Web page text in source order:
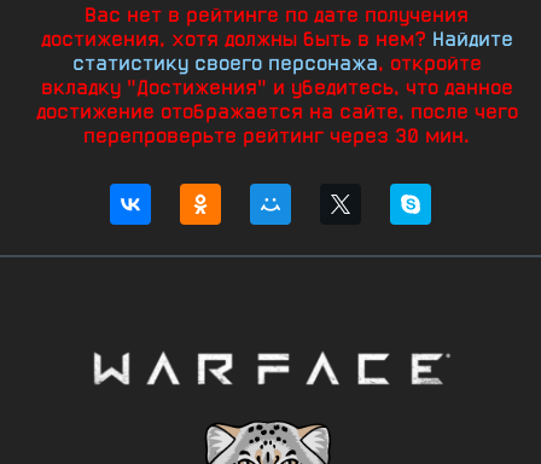
Вас нет в рейтинге по дате получения
достижения, хотя должны быть в нем? Найдите
статистику своего персонажа, откройте
вкладку "Достижения" и убедитесь, что данное
достижение отображается на сайте, после чего
перепроверьте рейтинг через 30 мин.